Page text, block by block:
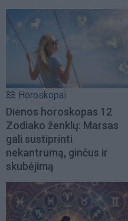
Horoskopai
Dienos horoskopas 12
Zodiako ženklų: Marsas
gali sustiprinti
nekantrumą, ginčus ir
skubėjimą